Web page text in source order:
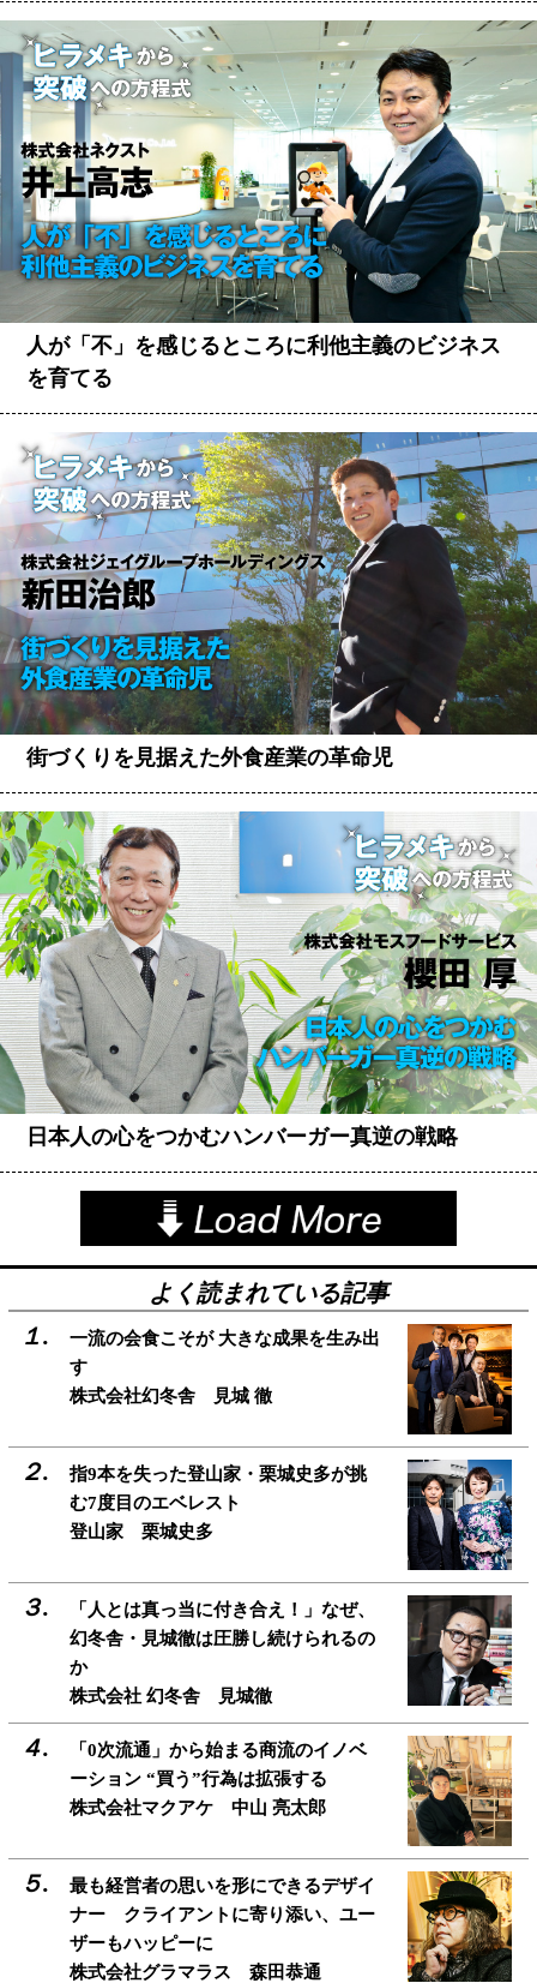
人が「不」を感じるところに利他主義のビジネス
を育てる
街づくりを見据えた外食産業の革命児
日本人の心をつかむハンバーガー真逆の戦略
よく読まれている記事
一流の会食こそが 大きな成果を生み出
す
株式会社幻冬舎 見城 徹
指9本を失った登山家・栗城史多が挑
む7度目のエベレスト
登山家 栗城史多
「人とは真っ当に付き合え！」なぜ、
幻冬舎・見城徹は圧勝し続けられるの
か
株式会社 幻冬舎 見城徹
「0次流通」から始まる商流のイノベ
ーション “買う”行為は拡張する
株式会社マクアケ 中山 亮太郎
最も経営者の思いを形にできるデザイ
ナー クライアントに寄り添い、ユー
ザーもハッピーに
株式会社グラマラス 森田恭通